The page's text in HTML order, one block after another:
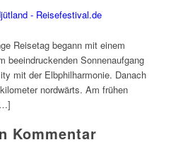
- Reisefestival.de
Reisetag begann mit einem
beeindruckenden Sonnenaufgang
mit der Elbphilharmonie. Danach
nordwärts. Am frühen
Kommentar